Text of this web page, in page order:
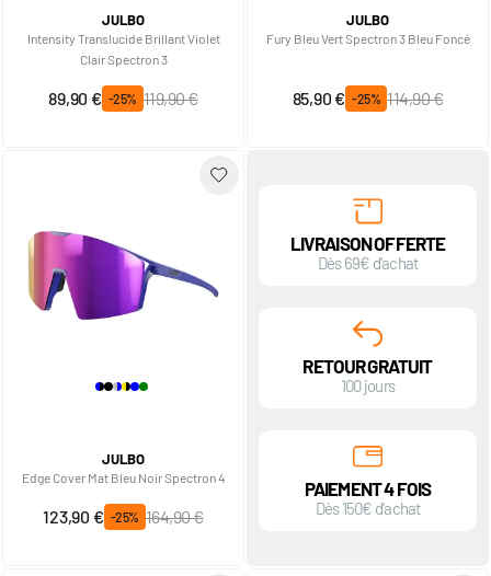
JULBO
Intensity Translucide Brillant Violet
Clair Spectron 3
Prix spécial
89,90 € -25%
Prix normal
119,90 €
JULBO
Fury Bleu Vert Spectron 3 Bleu Foncé
Prix spécial
85,90 € -25%
Prix normal
114,90 €
JULBO
Edge Cover Mat Bleu Noir Spectron 4
Prix spécial
123,90 € -25%
Prix normal
164,90 €
LIVRAISON OFFERTE
Dès 69€ d'achat
RETOUR GRATUIT
100 jours
PAIEMENT 4 FOIS
Dès 150€ d'achat